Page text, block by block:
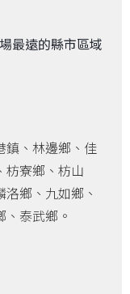
最遠的縣市區域
鎮、林邊鄉、佳
枋寮鄉、枋山
鄉、九如鄉、
泰武鄉。